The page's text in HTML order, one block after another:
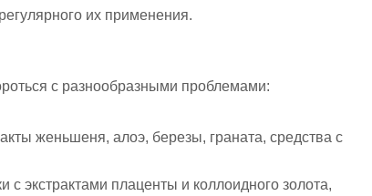
их применения.
с разнообразными проблемами:
женьшеня, алоэ, березы, граната, средства с
экстрактами плаценты и коллоидного золота,